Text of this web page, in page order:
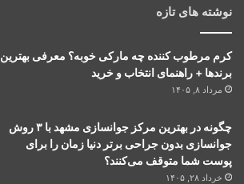
نوشته های تازه
کرم مرطوب کننده چه مارکی خوبه؟ معرفی بهترین
برندها + راهنمای انتخاب و خرید
مرداد ۸, ۱۴۰۵
چگونه در بهترین مرکز جوانسازی مشهد با ۳ روش
جوانسازی بدون جراحی برتر دنیا زمان را برای
پوست شما متوقف می‌کنند؟
خرداد ۲۸, ۱۴۰۵